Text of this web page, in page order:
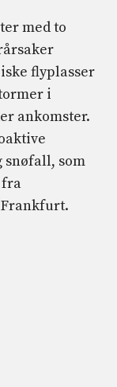
med to
flyplasser
i
ankomster.
som
fra